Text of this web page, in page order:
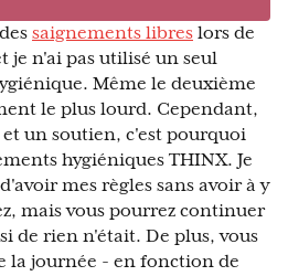
saignements libres lors de
je n'ai pas utilisé un seul
Même le deuxième
le plus lourd. Cependant,
un soutien, c'est pourquoi
hygiéniques THINX. Je
mes règles sans avoir à y
mais vous pourrez continuer
de rien n'était. De plus, vous
la journée - en fonction de